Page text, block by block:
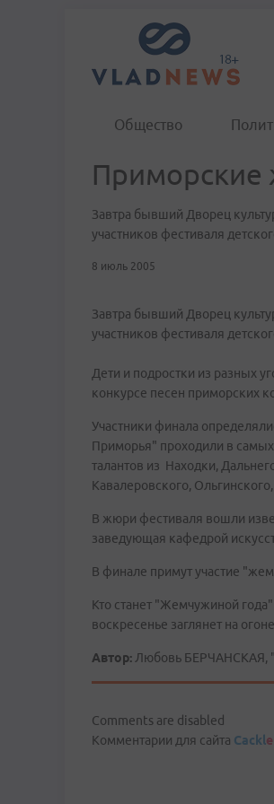
Общество
Приморские
Завтра бывший Дворец
участников фестиваля
8 июль 2005
Завтра бывший Дворец
участников фестиваля
Дети и подростки из разных
конкурсе песен приморских
Участники финала
Приморья" проходили в
талантов из Находки,
Кавалеровского,
В жюри фестиваля вошли
заведующая кафедрой
В финале примут участие
Кто станет "Жемчужиной года"
воскресенье заглянет на
Автор: Любовь БЕРЧАНСКАЯ,
Comments are disabled
Комментарии для сайта Cackle